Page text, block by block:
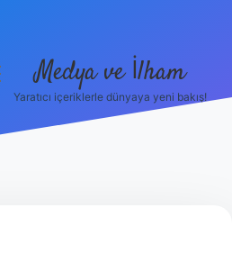
Medya ve İlham
Yaratıcı içeriklerle dünyaya yeni bakış!